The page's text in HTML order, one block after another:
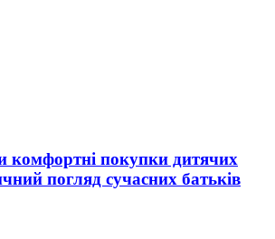
комфортні покупки дитячих
погляд сучасних батьків